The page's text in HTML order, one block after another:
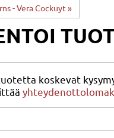
- Vera Cockuyt ‪»
koskevat